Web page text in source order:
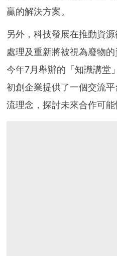
贏的解決方案。
另外，科技發展在推動資
處理及重新將被視為廢物
今年7月舉辦的「知識講堂
初創企業提供了一個交流
流理念，探討未來合作可能